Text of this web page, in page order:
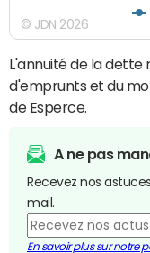
© JDN 2026
L'annuité de la
d'emprunts et du
de Esperce.
A ne pas
Recevez nos
mail.
En savoir plus sur notre